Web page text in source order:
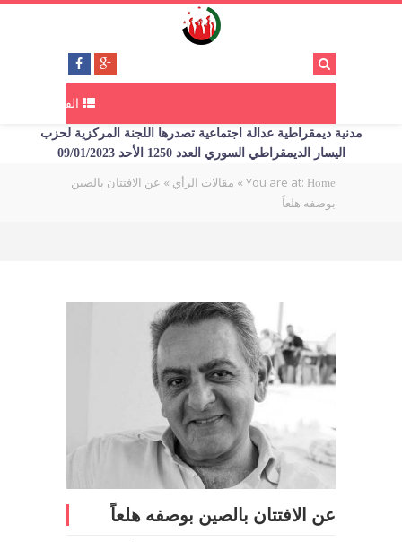
القائمة
مدنية ديمقراطية عدالة اجتماعية تصدرها اللجنة المركزية لحزب
اليسار الديمقراطي السوري العدد 1250 الأحد 09/01/2023
You are at: Home
» مقالات الرأي » عن الافتتان بالصين
بوصفه هلعاً
عن الافتتان بالصين بوصفه هلعاً